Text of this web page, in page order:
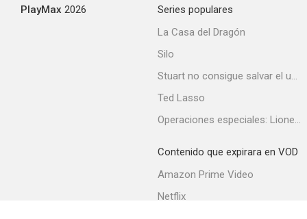
PlayMax 2026
Series populares
La Casa del Dragón
Silo
Stuart no consigue salvar el universo
Ted Lasso
Operaciones especiales: Lioness
Contenido que expirara en VOD
Amazon Prime Video
Netflix